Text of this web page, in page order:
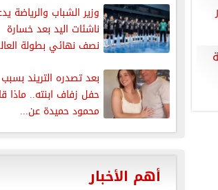
وزير الشباب والرياضة
ناشئات اليد بعد خسارة
نصف نهائي بطولة
بعد تصدره التريند بسبب
حفل زفاف ابنته.. ماذا
محمود حميدة عن...
أهم الأخبار